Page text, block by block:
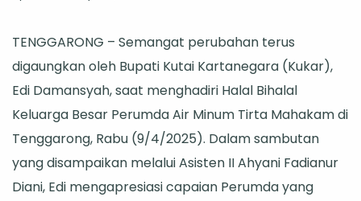
Kukar
Apresiasi
Tujuh
Langkah
Transformasi
Perumda
Air
TENGGARONG – Semangat perubahan terus
digaungkan oleh Bupati Kutai Kartanegara (Kukar),
Edi Damansyah, saat menghadiri Halal Bihalal
Keluarga Besar Perumda Air Minum Tirta Mahakam di
Tenggarong, Rabu (9/4/2025). Dalam sambutan
yang disampaikan melalui Asisten II Ahyani Fadianur
Diani, Edi mengapresiasi capaian Perumda yang